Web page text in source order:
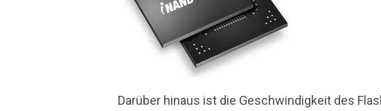
Darüber hinaus ist die Geschwindigkeit des